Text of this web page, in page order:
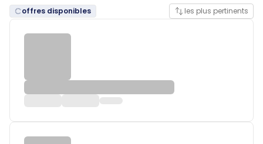
offres disponibles les plus pertinents